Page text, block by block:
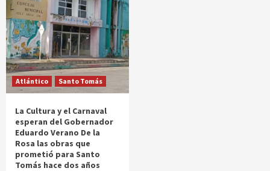
Atlántico Santo Tomás
La Cultura y el Carnaval
esperan del Gobernador
Eduardo Verano De la
Rosa las obras que
prometió para Santo
Tomás hace dos años